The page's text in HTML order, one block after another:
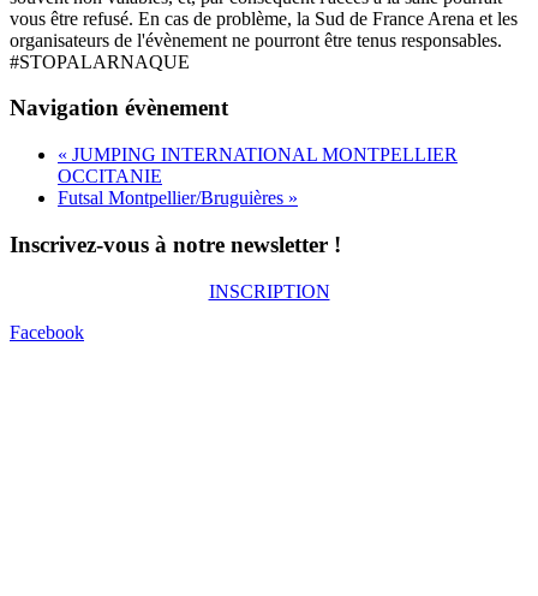
vous être refusé. En cas de problème, la Sud de France Arena et les
organisateurs de l'évènement ne pourront être tenus responsables.
#STOPALARNAQUE
Navigation évènement
« JUMPING INTERNATIONAL MONTPELLIER
OCCITANIE
Futsal Montpellier/Bruguières »
Inscrivez-vous à notre newsletter !
INSCRIPTION
Facebook